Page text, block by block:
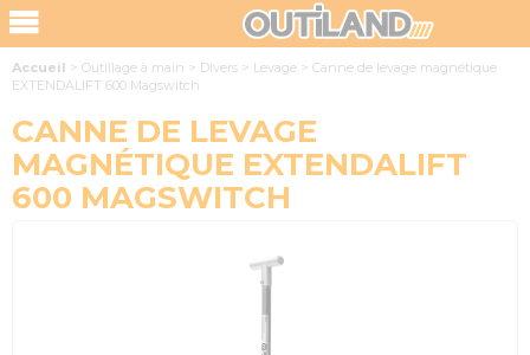
Accueil > Outillage à main > Divers > Levage > Canne de levage magnétique
EXTENDALIFT 600 Magswitch
CANNE DE LEVAGE
MAGNÉTIQUE EXTENDALIFT
600 MAGSWITCH